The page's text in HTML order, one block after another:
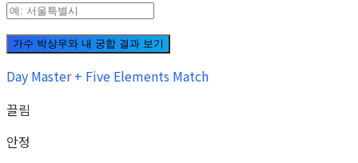
가수 박상우와 내 궁합 결과 보기
Day Master + Five Elements Match
끌림
안정